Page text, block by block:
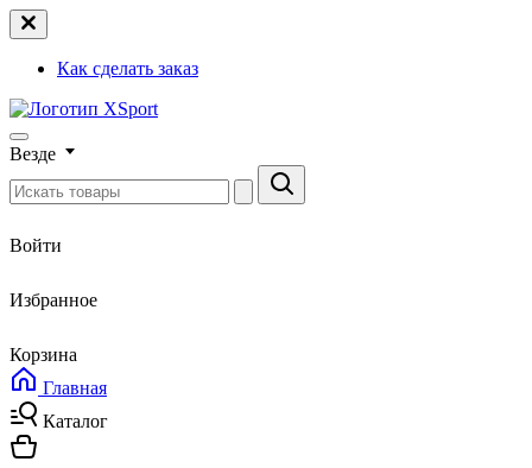
Как сделать заказ
Везде
Войти
Избранное
Корзина
Главная
Каталог